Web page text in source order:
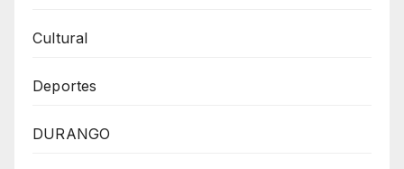
Cultural
Deportes
DURANGO